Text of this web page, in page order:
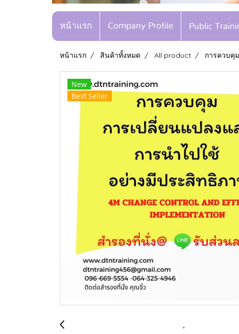
หน้าแรก Company Profile Public
หน้าแรก สินค้าทั้งหมด All product การควบคุ
New
Best Seller